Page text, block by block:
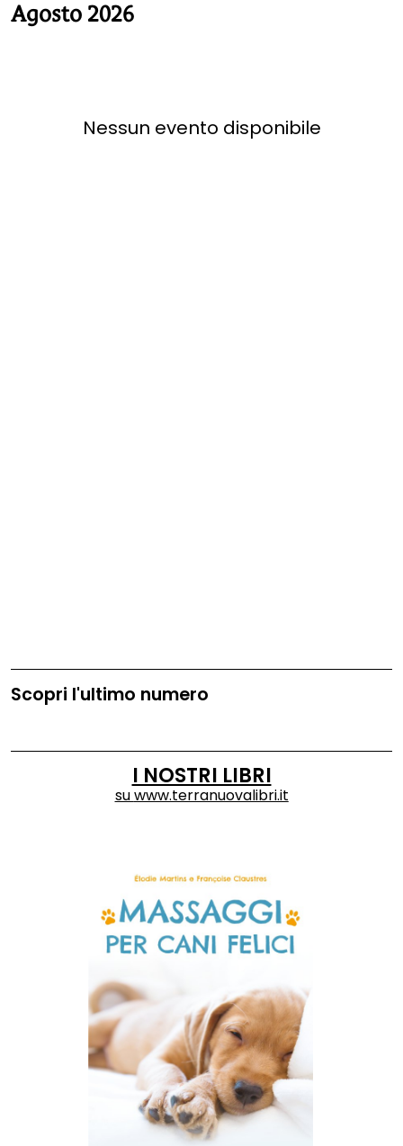
Agosto 2026
Nessun evento disponibile
Scopri l'ultimo numero
I NOSTRI LIBRI
suwww.terranuovalibri.it